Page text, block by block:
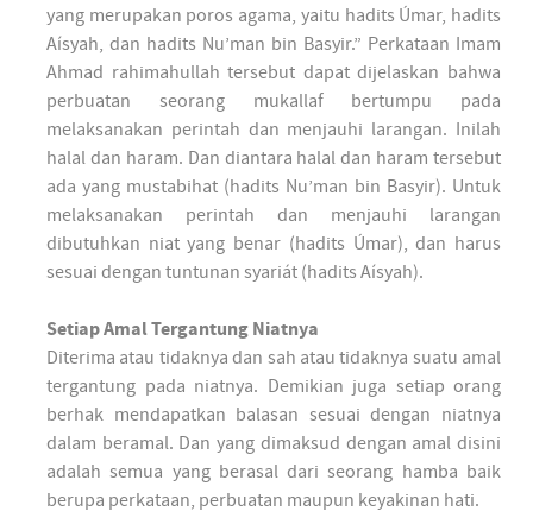
yang merupakan poros agama, yaitu hadits Úmar, hadits
Aísyah, dan hadits Nu’man bin Basyir.” Perkataan Imam
Ahmad rahimahullah tersebut dapat dijelaskan bahwa
perbuatan seorang mukallaf bertumpu pada
melaksanakan perintah dan menjauhi larangan. Inilah
halal dan haram. Dan diantara halal dan haram tersebut
ada yang mustabihat (hadits Nu’man bin Basyir). Untuk
melaksanakan perintah dan menjauhi larangan
dibutuhkan niat yang benar (hadits Úmar), dan harus
sesuai dengan tuntunan syariát (hadits Aísyah).
Setiap Amal Tergantung Niatnya
Diterima atau tidaknya dan sah atau tidaknya suatu amal
tergantung pada niatnya. Demikian juga setiap orang
berhak mendapatkan balasan sesuai dengan niatnya
dalam beramal. Dan yang dimaksud dengan amal disini
adalah semua yang berasal dari seorang hamba baik
berupa perkataan, perbuatan maupun keyakinan hati.